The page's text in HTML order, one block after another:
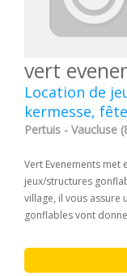
vert
Location de
kermesse,
Pertuis - Vaucluse
Vert Evenements met
jeux/structures
village, il vous assure
gonflables vont